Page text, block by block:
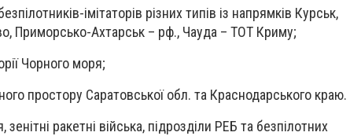
імітаторів різних типів із напрямків Курськ,
Приморсько-Ахтарськ – рф., Чауда – ТОТ Криму;
Чорного моря;
простору Саратовської обл. та Краснодарського краю.
ракетні війська, підрозділи РЕБ та безпілотних